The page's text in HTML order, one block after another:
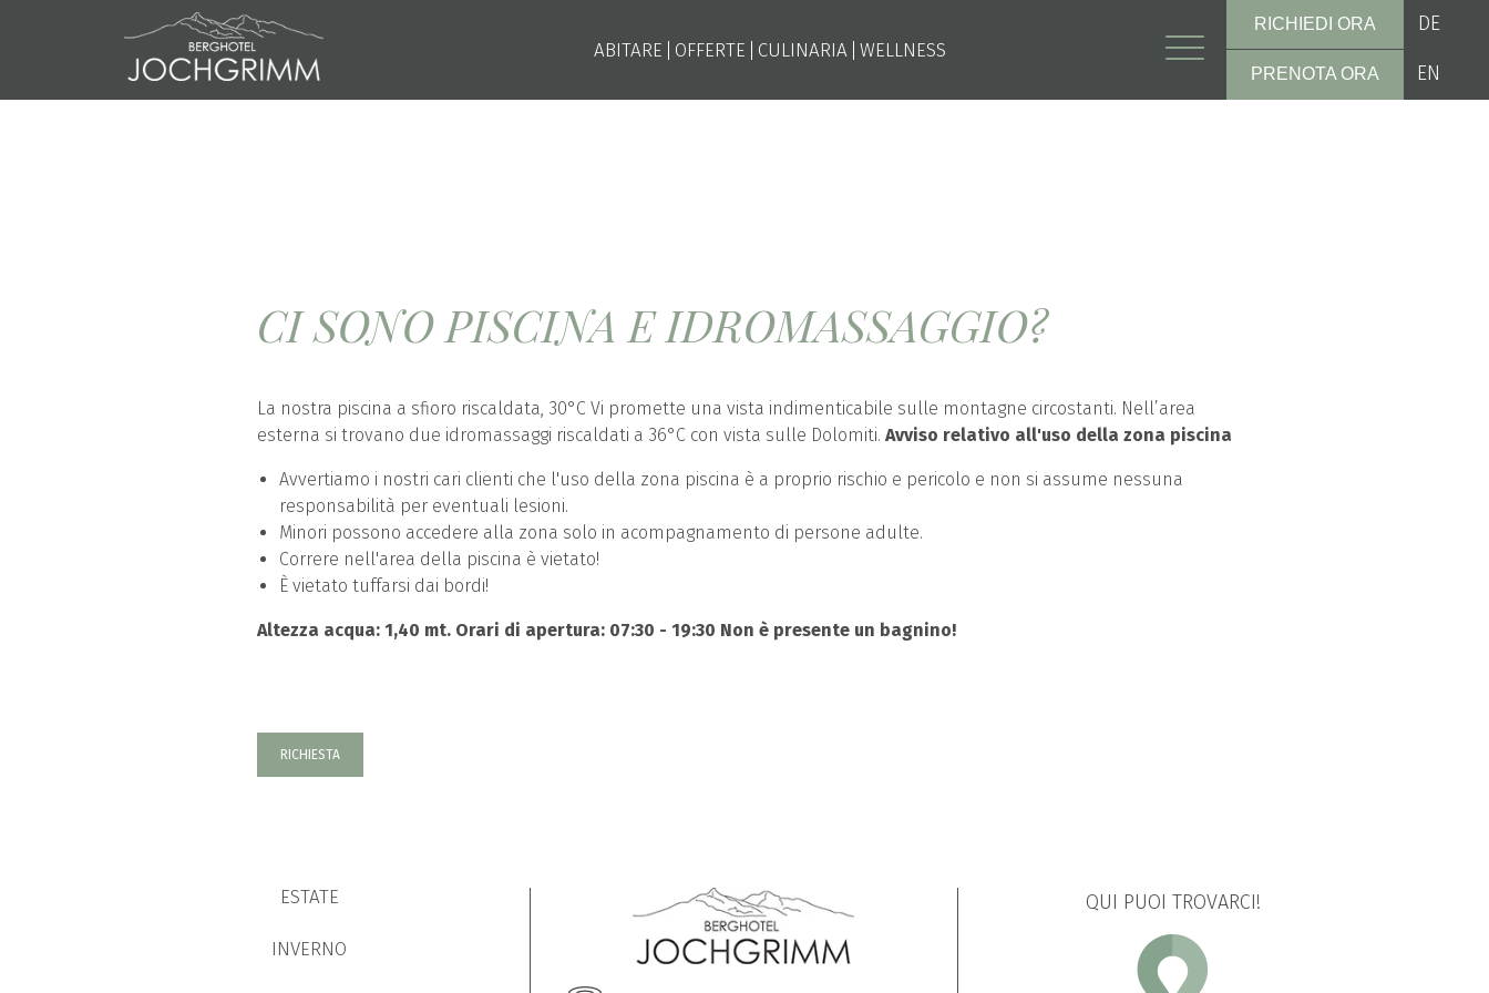
ABITARE OFFERTE CULINARIA WELLNESS
DE
EN
RICHIEDI ORA
PRENOTA ORA
CI SONO PISCINA E IDROMASSAGGIO?
La nostra piscina a sfioro riscaldata, 30°C Vi promette una vista indimenticabile sulle montagne circostanti. Nell’area
esterna si trovano due idromassaggi riscaldati a 36°C con vista sulle Dolomiti. Avviso relativo all'uso della zona piscina
Avvertiamo i nostri cari clienti che l'uso della zona piscina è a proprio rischio e pericolo e non si assume nessuna
responsabilità per eventuali lesioni.
Minori possono accedere alla zona solo in acompagnamento di persone adulte.
Correre nell'area della piscina è vietato!
È vietato tuffarsi dai bordi!
Altezza acqua: 1,40 mt. Orari di apertura: 07:30 - 19:30 Non è presente un bagnino!
RICHIESTA
ESTATE
INVERNO
QUI PUOI TROVARCI!